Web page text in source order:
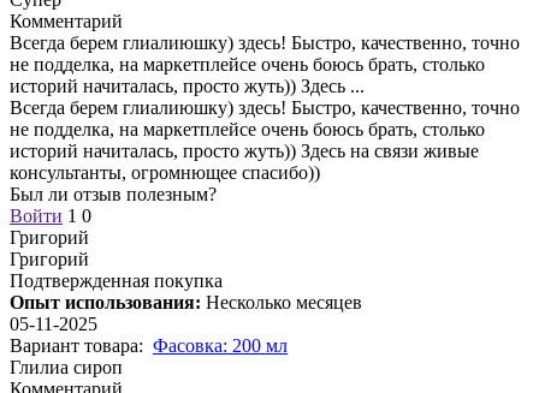
Комментарий
Всегда берем глиалиюшку) здесь! Быстро, качественно, точно
не подделка, на маркетплейсе очень боюсь брать, столько
историй начиталась, просто жуть)) Здесь ...
Всегда берем глиалиюшку) здесь! Быстро, качественно, точно
не подделка, на маркетплейсе очень боюсь брать, столько
историй начиталась, просто жуть)) Здесь на связи живые
консультанты, огромнющее спасибо))
Был ли отзыв полезным?
Войти 1 0
Григорий
Григорий
Подтвержденная покупка
Опыт использования: Несколько месяцев
05-11-2025
Вариант товара: Фасовка: 200 мл
Глилиа сироп
Комментарий